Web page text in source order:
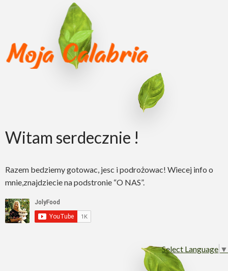
Witam serdecznie !
Razem bedziemy gotowac, jesc i podrożowac! Wiecej info o
mnie,znajdziecie na podstronie “O NAS”.
Select Language ▼